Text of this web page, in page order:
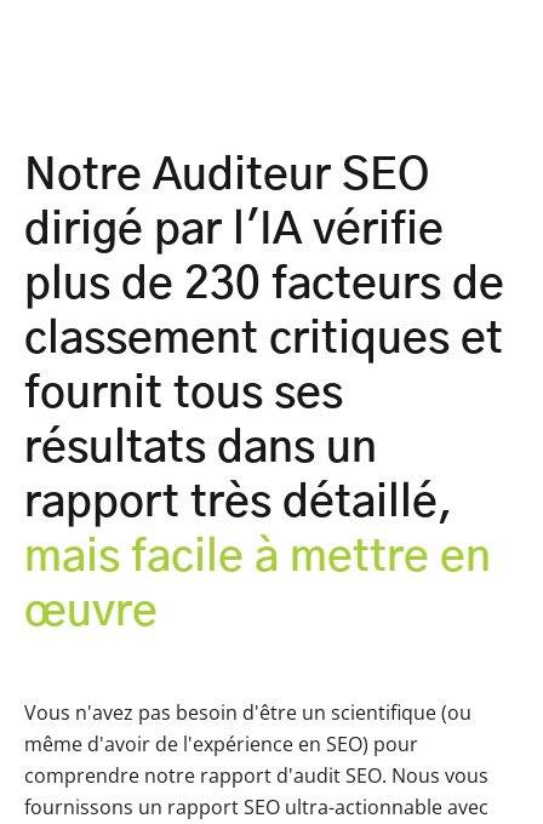
Notre Auditeur SEO
dirigé par l'IA vérifie
plus de 230 facteurs de
classement critiques et
fournit tous ses
résultats dans un
rapport très détaillé,
mais facile à mettre en
œuvre
Vous n'avez pas besoin d'être un scientifique (ou
même d'avoir de l'expérience en SEO) pour
comprendre notre rapport d'audit SEO. Nous vous
fournissons un rapport SEO ultra-actionnable avec